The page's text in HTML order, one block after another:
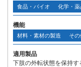
食品・バイオ 化学・薬
機能
材料・素材の製造 その
適用製品
下肢の外転状態を保持す